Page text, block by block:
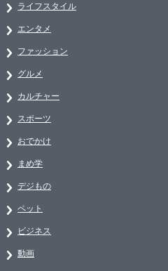
ライフスタイル
エンタメ
ファッション
グルメ
カルチャー
スポーツ
おでかけ
まめ学
デジもの
ペット
ビジネス
動画